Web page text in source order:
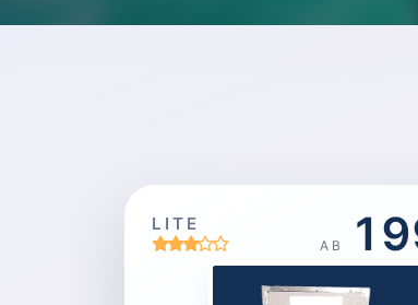
LITE
AB